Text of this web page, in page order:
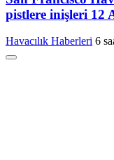
pistlere inişleri 12
Havacılık Haberleri 6